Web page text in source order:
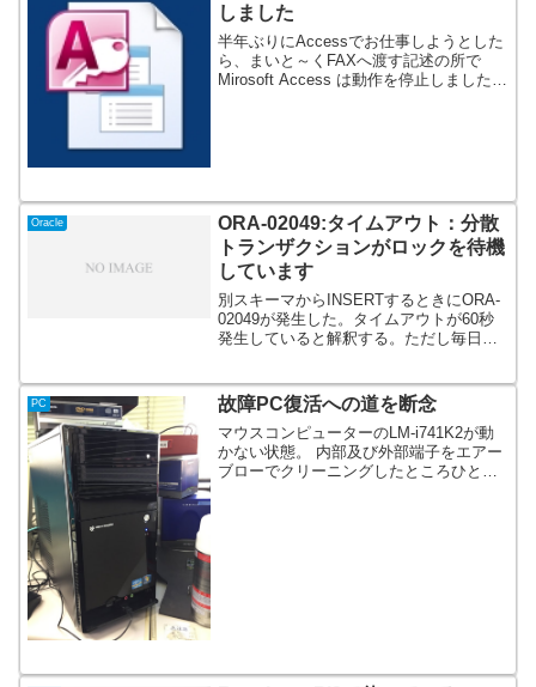
しました
半年ぶりにAccessでお仕事しようとした
ら、まいと～くFAXへ渡す記述の所で
Mirosoft Access は動作を停止しました問
Oracle
ORA-02049:タイムアウト：分散
トランザクションがロックを待機
しています
別スキーマからINSERTするときにORA-
02049が発生した。タイムアウトが60秒
発生していると解釈する。ただし毎日の
再起動したところ復帰。毎日の受注デー
タをバッ...
PC 故障PC復活への道を断念
マウスコンピューターのLM-i741K2が動
かない状態。 内部及び外部端子をエアー
ブローでクリーニングしたところひとま